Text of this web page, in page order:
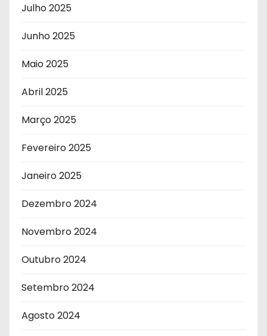
Julho 2025
Junho 2025
Maio 2025
Abril 2025
Março 2025
Fevereiro 2025
Janeiro 2025
Dezembro 2024
Novembro 2024
Outubro 2024
Setembro 2024
Agosto 2024